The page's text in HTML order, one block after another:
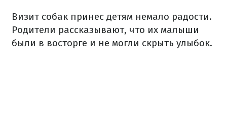
Визит собак принес детям немало радости.
Родители рассказывают, что их малыши
были в восторге и не могли скрыть улыбок.